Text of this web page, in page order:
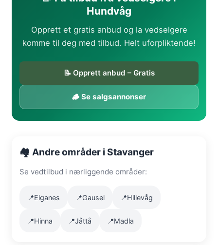
Hundvåg
Opprett et gratis anbud og la vedselgere
komme til deg med tilbud. Helt uforpliktende!
📝 Opprett anbud – Gratis
🪵 Se salgsannonser
🏘️ Andre områder i Stavanger
Se vedtilbud i nærliggende områder:
📍Eiganes 📍Gausel 📍Hillevåg
📍Hinna 📍Jåttå 📍Madla